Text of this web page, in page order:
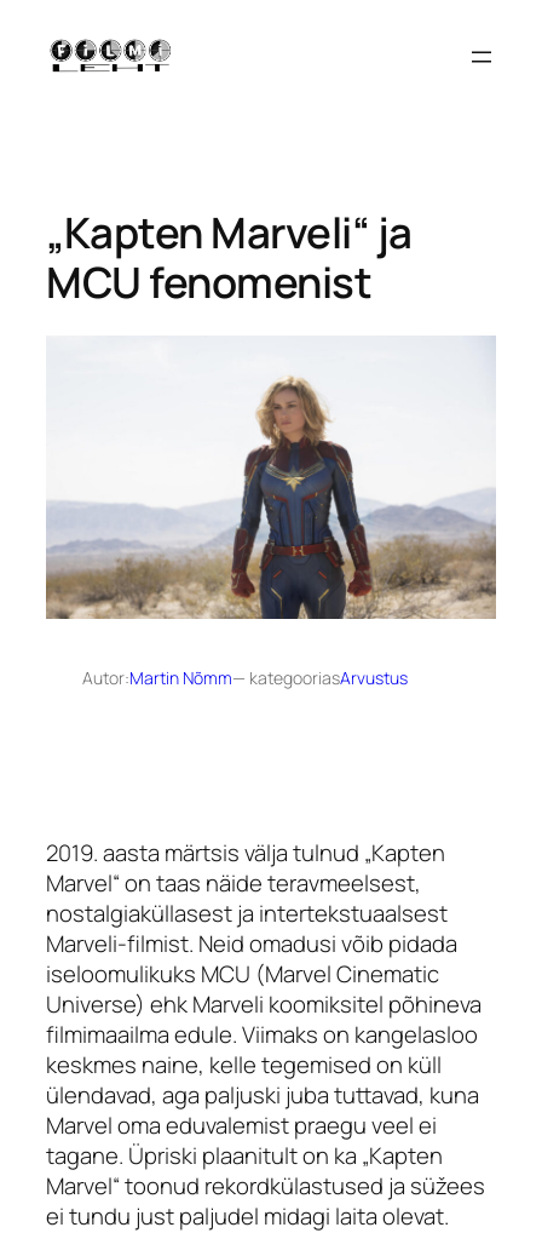
sisu
juurde
„Kapten Marveli“ ja
MCU fenomenist
Autor:Martin Nõmm— kategooriasArvustus
2019. aasta märtsis välja tulnud „Kapten
Marvel“ on taas näide teravmeelsest,
nostalgiaküllasest ja intertekstuaalsest
Marveli-filmist. Neid omadusi võib pidada
iseloomulikuks MCU (Marvel Cinematic
Universe) ehk Marveli koomiksitel põhineva
filmimaailma edule. Viimaks on kangelasloo
keskmes naine, kelle tegemised on küll
ülendavad, aga paljuski juba tuttavad, kuna
Marvel oma eduvalemist praegu veel ei
tagane. Üpriski plaanitult on ka „Kapten
Marvel“ toonud rekordkülastused ja süžees
ei tundu just paljudel midagi laita olevat.